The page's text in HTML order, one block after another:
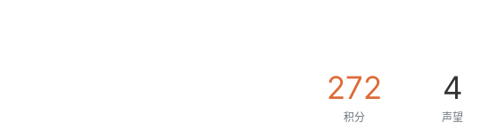
272
积分
4
声望